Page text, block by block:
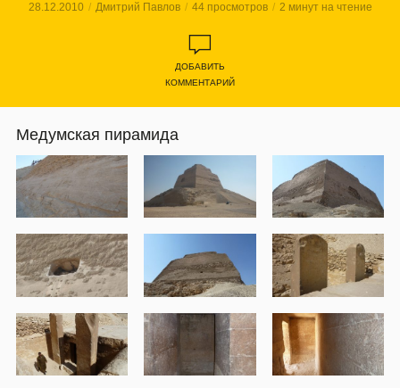
28.12.2010 Дмитрий Павлов 44 просмотров 2 минут на чтение
ДОБАВИТЬ
КОММЕНТАРИЙ
Медумская пирамида